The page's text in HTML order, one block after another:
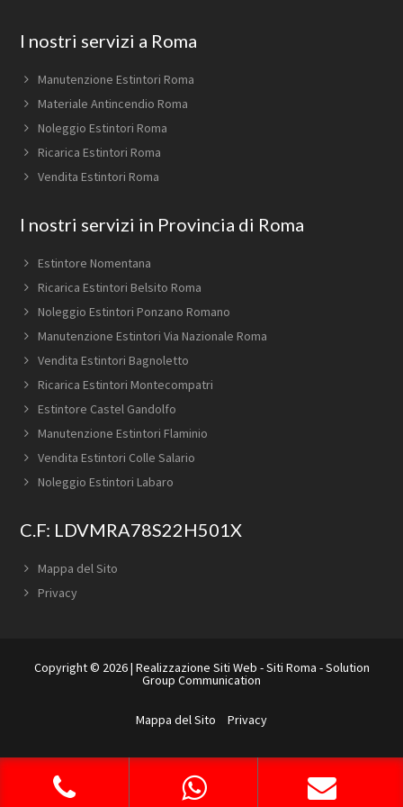
Footer
I nostri servizi a Roma
Manutenzione Estintori Roma
Materiale Antincendio Roma
Noleggio Estintori Roma
Ricarica Estintori Roma
Vendita Estintori Roma
I nostri servizi in Provincia di Roma
Estintore Nomentana
Ricarica Estintori Belsito Roma
Noleggio Estintori Ponzano Romano
Manutenzione Estintori Via Nazionale Roma
Vendita Estintori Bagnoletto
Ricarica Estintori Montecompatri
Estintore Castel Gandolfo
Manutenzione Estintori Flaminio
Vendita Estintori Colle Salario
Noleggio Estintori Labaro
C.F: LDVMRA78S22H501X
Mappa del Sito
Privacy
Copyright © 2026 | Realizzazione Siti Web -Siti Roma -Solution
Group Communication
Mappa del Sito Privacy